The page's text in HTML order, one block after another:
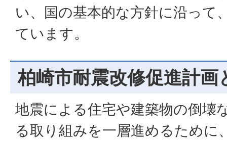
い、国の基本的な方針に沿って
ています。
柏崎市耐震改修促進計画
地震による住宅や建築物の倒壊
る取り組みを一層進めるために